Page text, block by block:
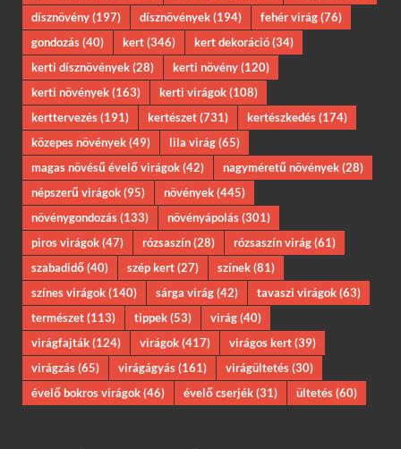
dísznövény(197) dísznövények(194) fehér virág(76)
gondozás(40) kert(346) kert dekoráció(34)
kerti dísznövények(28) kerti növény(120)
kerti növények(163) kerti virágok(108)
kerttervezés(191) kertészet(731) kertészkedés(174)
közepes növények(49) lila virág(65)
magas növésű évelő virágok(42) nagyméretű növények(28)
népszerű virágok(95) növények(445)
növénygondozás(133) növényápolás(301)
piros virágok(47) rózsaszín(28) rózsaszín virág(61)
szabadidő(40) szép kert(27) színek(81)
színes virágok(140) sárga virág(42) tavaszi virágok(63)
természet(113) tippek(53) virág(40)
virágfajták(124) virágok(417) virágos kert(39)
virágzás(65) virágágyás(161) virágültetés(30)
évelő bokros virágok(46) évelő cserjék(31) ültetés(60)